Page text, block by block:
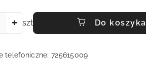
szt Do koszyka
telefoniczne: 725615009